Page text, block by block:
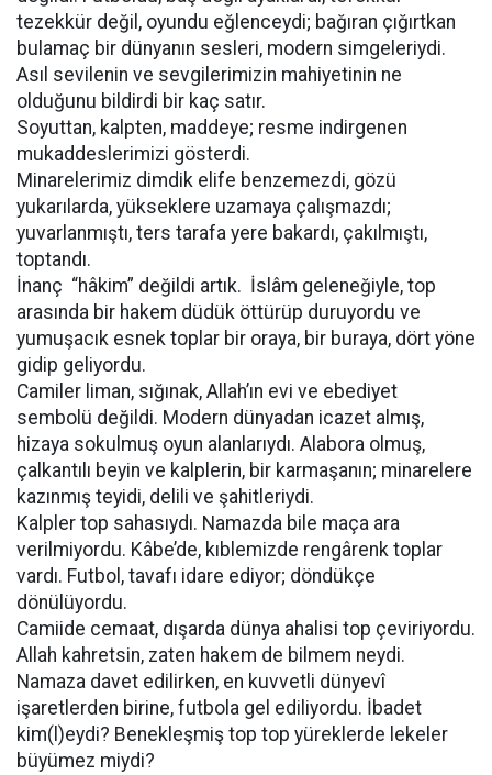
tezekkür değil, oyundu eğlenceydi; bağıran çığırtkan
bulamaç bir dünyanın sesleri, modern simgeleriydi.
Asıl sevilenin ve sevgilerimizin mahiyetinin ne
olduğunu bildirdi bir kaç satır.
Soyuttan, kalpten, maddeye; resme indirgenen
mukaddeslerimizi gösterdi.
Minarelerimiz dimdik elife benzemezdi, gözü
yukarılarda, yükseklere uzamaya çalışmazdı;
yuvarlanmıştı, ters tarafa yere bakardı, çakılmıştı,
toptandı.
İnanç “hâkim” değildi artık. İslâm geleneğiyle, top
arasında bir hakem düdük öttürüp duruyordu ve
yumuşacık esnek toplar bir oraya, bir buraya, dört yöne
gidip geliyordu.
Camiler liman, sığınak, Allah’ın evi ve ebediyet
sembolü değildi. Modern dünyadan icazet almış,
hizaya sokulmuş oyun alanlarıydı. Alabora olmuş,
çalkantılı beyin ve kalplerin, bir karmaşanın; minarelere
kazınmış teyidi, delili ve şahitleriydi.
Kalpler top sahasıydı. Namazda bile maça ara
verilmiyordu. Kâbe’de, kıblemizde rengârenk toplar
vardı. Futbol, tavafı idare ediyor; döndükçe
dönülüyordu.
Camiide cemaat, dışarda dünya ahalisi top çeviriyordu.
Allah kahretsin, zaten hakem de bilmem neydi.
Namaza davet edilirken, en kuvvetli dünyevî
işaretlerden birine, futbola gel ediliyordu. İbadet
kim(l)eydi? Benekleşmiş top top yüreklerde lekeler
büyümez miydi?